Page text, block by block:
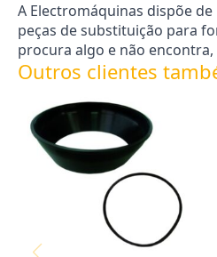
A Electromáquinas dispõe
peças de substituição para
procura algo e não
Outros clientes